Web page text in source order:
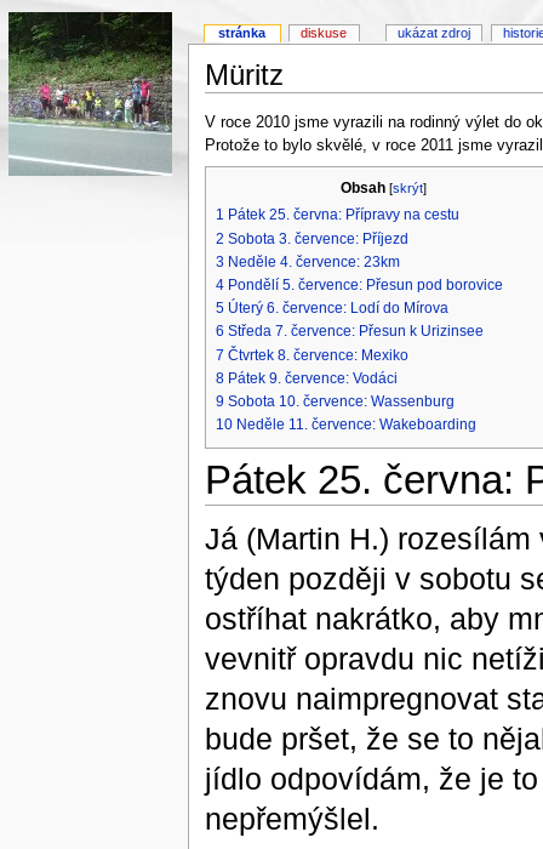
Müritz
V roce 2010 jsme vyrazili na rodinný výlet do
Protože to bylo skvělé, v roce 2011 jsme
Obsah [skrýt]
1 Pátek 25. června: Přípravy na cestu
2 Sobota 3. července: Příjezd
3 Neděle 4. července: 23km
4 Pondělí 5. července: Přesun pod borovice
5 Úterý 6. července: Lodí do Mírova
6 Středa 7. července: Přesun k Urizinsee
7 Čtvrtek 8. července: Mexiko
8 Pátek 9. července: Vodáci
9 Sobota 10. července: Wassenburg
10 Neděle 11. července: Wakeboarding
Pátek 25. června:
Já (Martin H.)
týden později v sobotu
ostříhat nakrátko, aby
vevnitř opravdu nic
znovu naimpregnovat
bude pršet, že se to
jídlo odpovídám, že je
nepřemýšlel.
stránka diskuse ukázat zdroj